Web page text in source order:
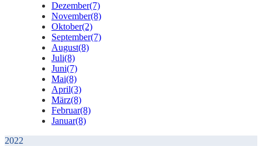
Dezember(7)
November(8)
Oktober(2)
September(7)
August(8)
Juli(8)
Juni(7)
Mai(8)
April(3)
März(8)
Februar(8)
Januar(8)
2022